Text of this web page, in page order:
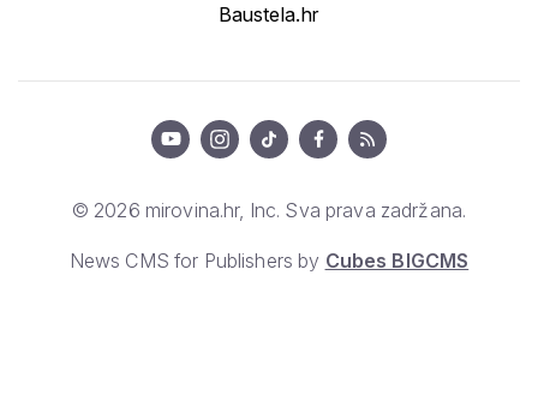
Baustela.hr
© 2026 mirovina.hr, Inc. Sva prava zadržana.
News CMS for Publishers by Cubes BIGCMS